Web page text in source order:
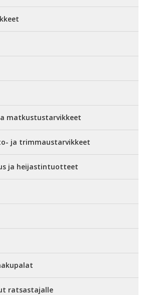
matkustustarvikkeet
ja trimmaustarvikkeet
ja heijastintuotteet
ratsastajalle